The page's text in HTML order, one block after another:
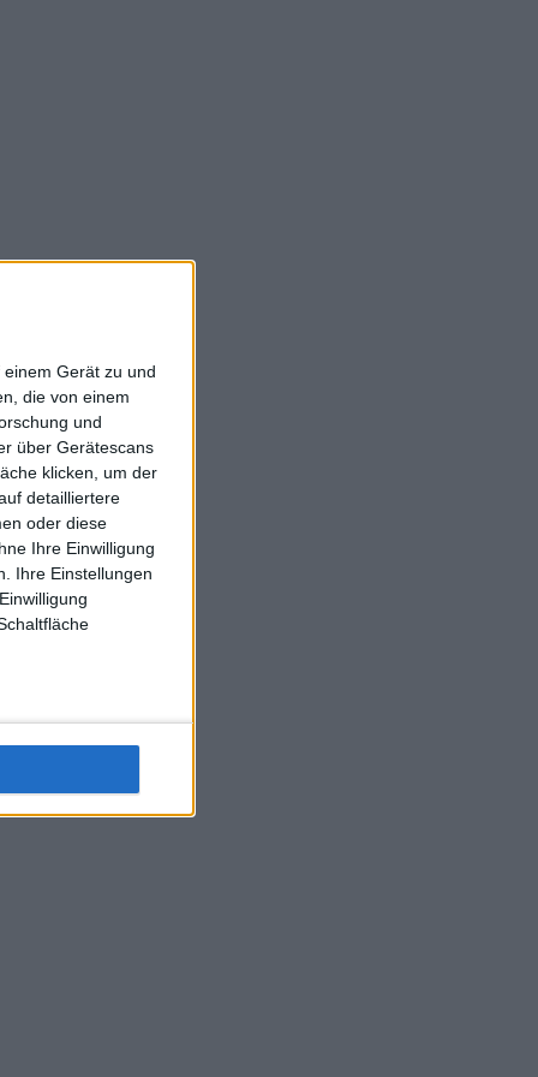
Gerät zu und
die von einem
und
über Gerätescans
klicken, um der
detailliertere
oder diese
Ihre Einwilligung
Ihre Einstellungen